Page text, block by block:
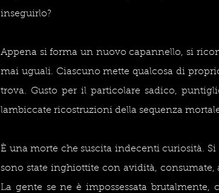
inseguirlo?
Appena si forma un nuovo capannello, si
mai uguali. Ciascuno mette qualcosa di
trova. Gusto per il particolare sadico,
lambiccate ricostruzioni della sequenza
È una morte che suscita indecenti curiosità.
sono state inghiottite con avidità,
La gente se ne è impossessata